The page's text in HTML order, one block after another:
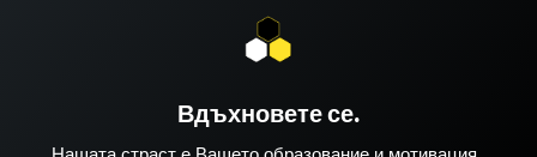
Вдъхновете се.